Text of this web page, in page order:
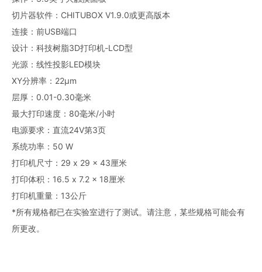
切片器软件：CHITUBOX V1.9.0或更高版本
连接：前USB端口
设计：科技树脂3D打印机-LCD型
光源：线性投影LED模块
XY分辨率：22µm
层厚：0.01-0.30毫米
最大打印速度：80毫米/小时
电源要求：直流24V第3页
系统功率：50 W
打印机尺寸：29 x 29 x 43厘米
打印体积：16.5 x 7.2 x 18厘米
打印机重量：13公斤
*所有规格都已在实验室进行了测试。请注意，某些规格可能会有
所更改。